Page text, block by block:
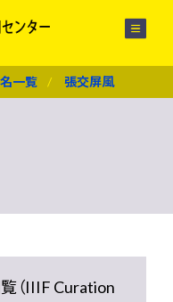
一覧 張交屏風
（IIIF Curation